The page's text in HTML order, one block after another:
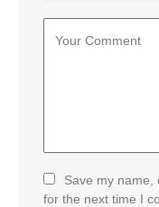
Save my name,
for the next time I